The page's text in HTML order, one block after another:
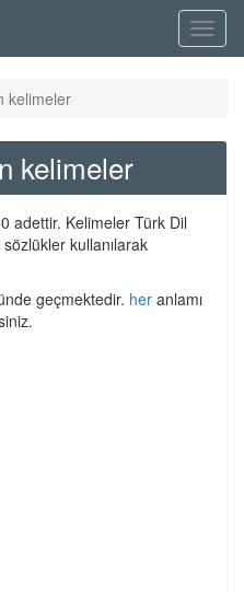
Menü
kelimeler
kelimeler
adettir. Kelimeler Türk Dil
kullanılarak
geçmektedir. her anlamı